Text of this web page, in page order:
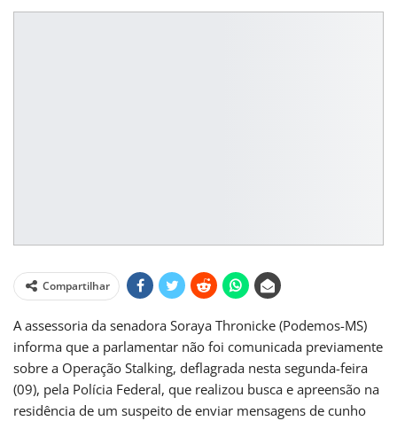
Compartilhar
A assessoria da senadora Soraya Thronicke (Podemos-MS)
informa que a parlamentar não foi comunicada previamente
sobre a Operação Stalking, deflagrada nesta segunda-feira
(09), pela Polícia Federal, que realizou busca e apreensão na
residência de um suspeito de enviar mensagens de cunho